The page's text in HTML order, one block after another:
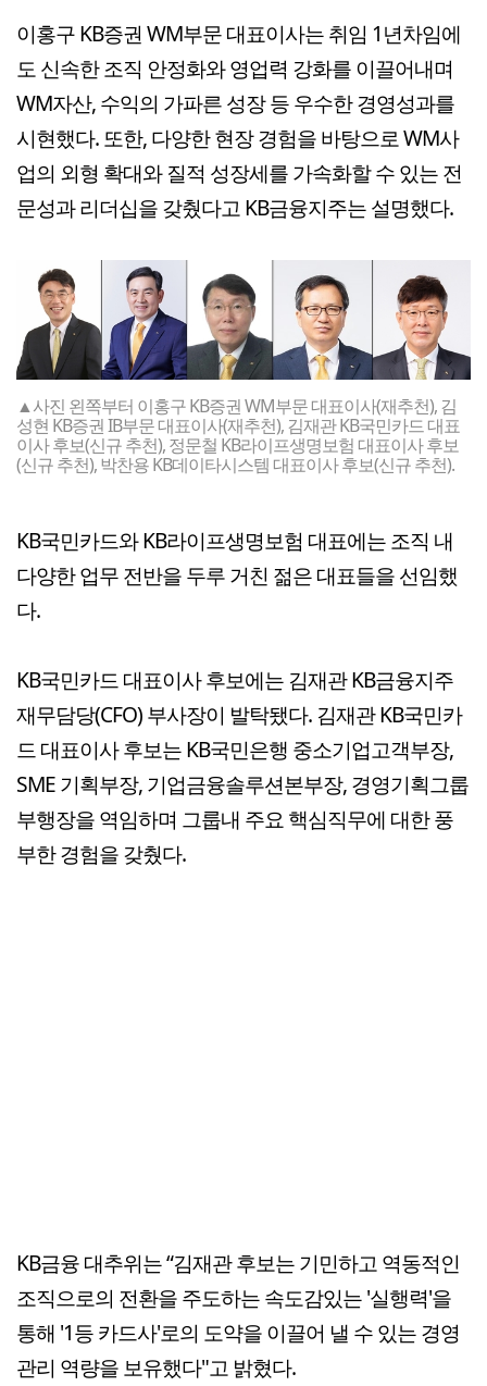
이홍구 KB증권 WM부문 대표이사는 취임 1년차임에
도 신속한 조직 안정화와 영업력 강화를 이끌어내며
WM자산, 수익의 가파른 성장 등 우수한 경영성과를
시현했다. 또한, 다양한 현장 경험을 바탕으로 WM사
업의 외형 확대와 질적 성장세를 가속화할 수 있는 전
문성과 리더십을 갖췄다고 KB금융지주는 설명했다.
▲사진 왼쪽부터 이홍구 KB증권 WM부문 대표이사(재추천), 김
성현 KB증권 IB부문 대표이사(재추천), 김재관 KB국민카드 대표
이사 후보(신규 추천), 정문철 KB라이프생명보험 대표이사 후보
(신규 추천), 박찬용 KB데이타시스템 대표이사 후보(신규 추천).
KB국민카드와 KB라이프생명보험 대표에는 조직 내
다양한 업무 전반을 두루 거친 젊은 대표들을 선임했
다.
KB국민카드 대표이사 후보에는 김재관 KB금융지주
재무담당(CFO) 부사장이 발탁됐다. 김재관 KB국민카
드 대표이사 후보는 KB국민은행 중소기업고객부장,
SME 기획부장, 기업금융솔루션본부장, 경영기획그룹
부행장을 역임하며 그룹내 주요 핵심직무에 대한 풍
부한 경험을 갖췄다.
KB금융 대추위는 “김재관 후보는 기민하고 역동적인
조직으로의 전환을 주도하는 속도감있는 '실행력'을
통해 '1등 카드사'로의 도약을 이끌어 낼 수 있는 경영
관리 역량을 보유했다"고 밝혔다.